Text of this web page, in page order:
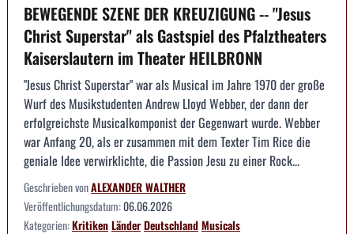
BEWEGENDE SZENE DER KREUZIGUNG -- "Jesus
Christ Superstar" als Gastspiel des Pfalztheaters
Kaiserslautern im Theater HEILBRONN
"Jesus Christ Superstar" war als Musical im Jahre 1970 der große
Wurf des Musikstudenten Andrew Lloyd Webber, der dann der
erfolgreichste Musicalkomponist der Gegenwart wurde. Webber
war Anfang 20, als er zusammen mit dem Texter Tim Rice die
geniale Idee verwirklichte, die Passion Jesu zu einer Rock...
Geschrieben vonALEXANDER WALTHER
Veröffentlichungsdatum:06.06.2026
Kategorien:KritikenLänderDeutschlandMusicals